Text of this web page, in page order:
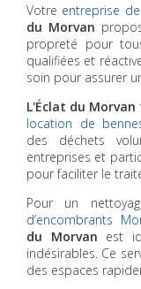
Votre entreprise
du Morvan
propreté pour
qualifiées et
soin pour assurer
L'Éclat du Morvan
location de
des déchets
entreprises et
pour faciliter le
Pour un
d’encombrants
du Morvan est
indésirables. Ce
des espaces